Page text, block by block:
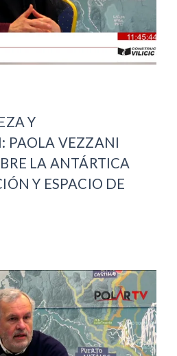
Y
PAOLA VEZZANI
LA ANTÁRTICA
Y ESPACIO DE